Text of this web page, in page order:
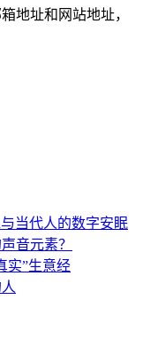
地址和网站地址，
当代人的数字安眠
音元素？
实”生意经